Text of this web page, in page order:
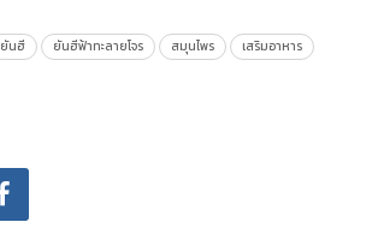
ยันฮี ยันฮีฟ้าทะลายโจร สมุนไพร
เสริมอาหาร